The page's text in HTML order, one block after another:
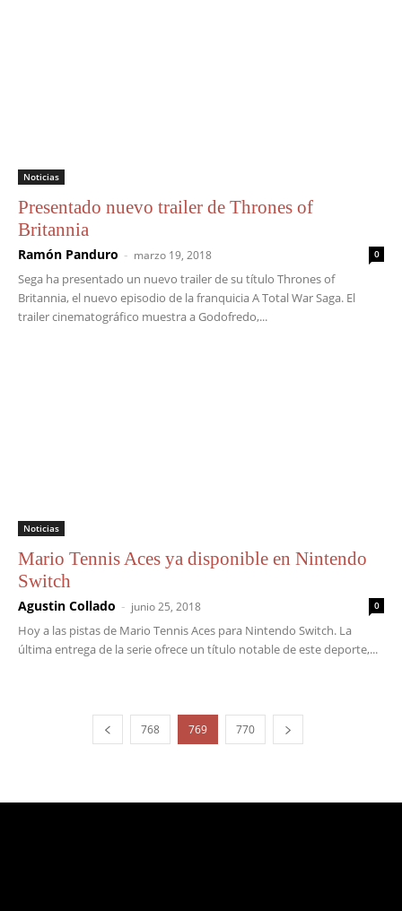
Noticias
Presentado nuevo trailer de Thrones of
Britannia
Ramón Panduro - marzo 19, 2018 0
Sega ha presentado un nuevo trailer de su título Thrones of
Britannia, el nuevo episodio de la franquicia A Total War Saga. El
trailer cinematográfico muestra a Godofredo,...
Noticias
Mario Tennis Aces ya disponible en Nintendo
Switch
Agustin Collado - junio 25, 2018 0
Hoy a las pistas de Mario Tennis Aces para Nintendo Switch. La
última entrega de la serie ofrece un título notable de este deporte,...
768 769 770